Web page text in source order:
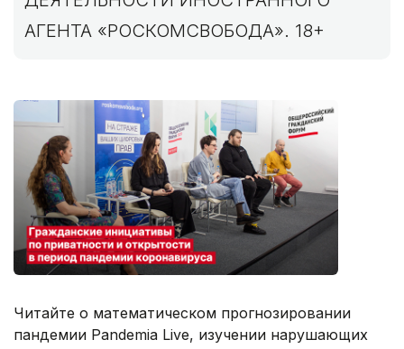
АГЕНТА «РОСКОМСВОБОДА». 18+
Читайте о математическом прогнозировании
пандемии Pandemia Live, изучении нарушающих